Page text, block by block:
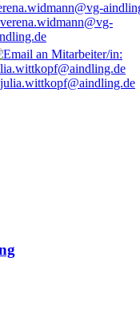
verena.widmann@vg-
julia.wittkopf@aindling.de